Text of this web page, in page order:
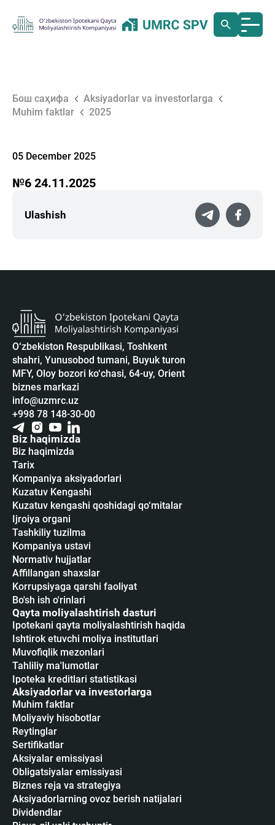
Бош саҳифа
Aksiyadorlar va investorlarga
Muhim faktlar
2025
05 December 2025
№6 24.11.2025
Ulashish
O‘zbekiston Respublikasi, Toshkent
shahri, Yunusobod tumani, Buyuk turon
MFY, Oloy bozori ko‘chasi, 64-uy, Orient
biznes markazi
info@uzmrc.uz
+998 78 148-30-00
Biz haqimizda
Biz haqimizda
Tarix
Kompaniya aksiyadorlari
Kuzatuv Kengashi
Kuzatuv kengashi qoshidagi qo‘mitalar
Ijroiya organi
Tashkiliy tuzilma
Kompaniya ustavi
Normativ hujjatlar
Affillangan shaxslar
Korrupsiyaga qarshi faoliyat
Bo'sh ish o'rinlari
Qayta moliyalashtirish dasturi
Ipotekani qayta moliyalashtirish haqida
Ishtirok etuvchi moliya institutlari
Muvofiqlik mezonlari
Tahliliy ma'lumotlar
Ipoteka kreditlari statistikasi
Aksiyadorlar va investorlarga
Muhim faktlar
Moliyaviy hisobotlar
Reytinglar
Sertifikatlar
Аksiyalar emissiyasi
Obligatsiyalar emissiyasi
Biznes reja va strategiya
Aksiyadorlarning ovoz berish natijalari
Dividendlar